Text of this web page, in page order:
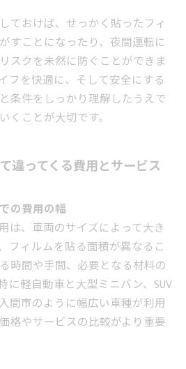
ておけば、せっかく貼ったフィ
すことになったり、夜間運転に
スクを未然に防ぐことができま
フを快適に、そして安全にする
条件をしっかり理解したうえで
くことが大切です。
違ってくる費用とサービス
の費用の幅
は、車両のサイズによって大き
フィルムを貼る面積が異なるこ
時間や手間、必要となる材料の
に軽自動車と大型ミニバン、SUV
間市のように幅広い車種が利用
格やサービスの比較がより重要